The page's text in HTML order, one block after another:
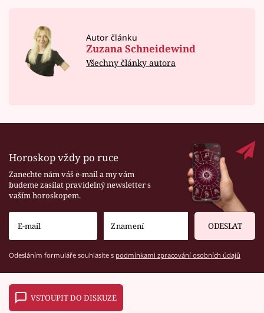
Autor článku
Zuzana Schneidewind
Všechny články autora
Horoskop vždy po ruce
Zanechte nám váš e-mail a my vám
budeme zasílat pravidelný newsletter s
vaším horoskopem.
ODESLAT
Odesláním formuláře souhlasíte s podmínkami zpracování osobních údajů
VSTOUPIT DO DISKUZE